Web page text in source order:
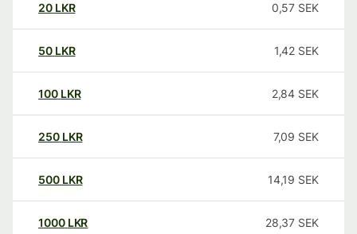
20 LKR 0,57 SEK
50 LKR 1,42 SEK
100 LKR 2,84 SEK
250 LKR 7,09 SEK
500 LKR 14,19 SEK
1000 LKR 28,37 SEK